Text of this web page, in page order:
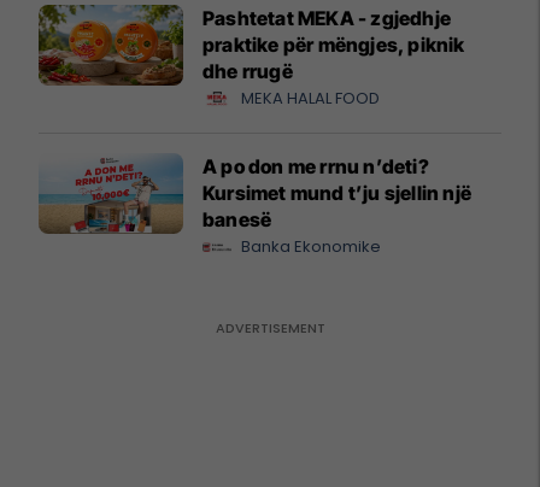
Pashtetat MEKA - zgjedhje
praktike për mëngjes, piknik
dhe rrugë
MEKA HALAL FOOD
A po don me rrnu n’deti?
Kursimet mund t’ju sjellin një
banesë
Banka Ekonomike